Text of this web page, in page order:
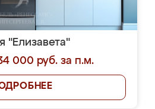
"Елизавета"
000 руб. за п.м.